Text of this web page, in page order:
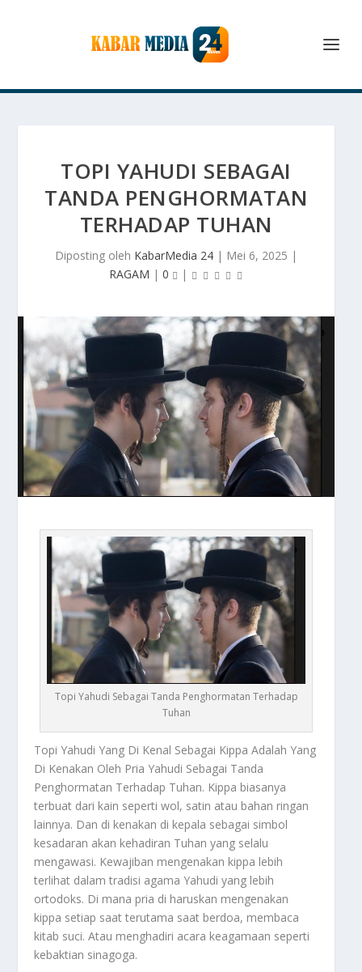
TOPI YAHUDI SEBAGAI
TANDA PENGHORMATAN
TERHADAP TUHAN
Diposting oleh KabarMedia 24 | Mei 6, 2025 |
RAGAM | 0 |
Topi Yahudi Sebagai Tanda Penghormatan Terhadap
Tuhan
Topi Yahudi Yang Di Kenal Sebagai Kippa Adalah Yang
Di Kenakan Oleh Pria Yahudi Sebagai Tanda
Penghormatan Terhadap Tuhan. Kippa biasanya
terbuat dari kain seperti wol, satin atau bahan ringan
lainnya. Dan di kenakan di kepala sebagai simbol
kesadaran akan kehadiran Tuhan yang selalu
mengawasi. Kewajiban mengenakan kippa lebih
terlihat dalam tradisi agama Yahudi yang lebih
ortodoks. Di mana pria di haruskan mengenakan
kippa setiap saat terutama saat berdoa, membaca
kitab suci. Atau menghadiri acara keagamaan seperti
kebaktian sinagoga.